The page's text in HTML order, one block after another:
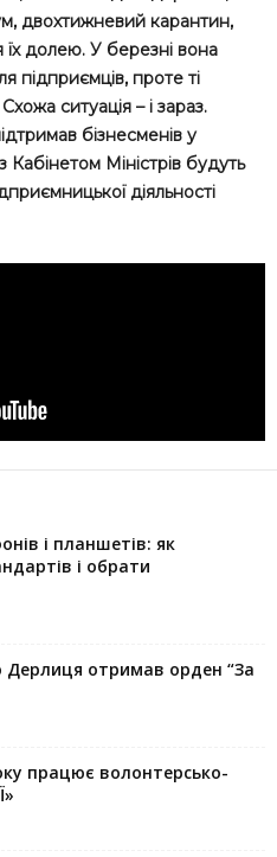
двохтижневий карантин,
долею. У березні вона
підприємців, проте ті
ситуація – і зараз.
бізнесменів у
Кабінетом Міністрів будуть
діяльності
і планшетів: як
і обрати
отримав орден “За
працює волонтерсько-